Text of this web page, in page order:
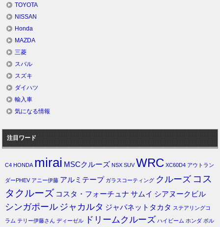
TOYOTA
NISSAN
Honda
MAZDA
三菱
スバル
スズキ
ダイハツ
輸入車
気になる情報
注目ワード
C4 HONDA mirai MSCクルーズ NSX SUV WRC XC60D4 アウトラン
ダーPHEV アニー伊藤 アルミテープ ガラスコーティング クルーズ コス
タクルーズ コスタ・フォーチュナ サムイ シアヌークビル
シンガポール ジャカルタ ジャパネットタカタ ステアリングコ
ラム テリー伊藤さん ディーゼル ドリームクルーズ ハイビーム ホンダ ボル